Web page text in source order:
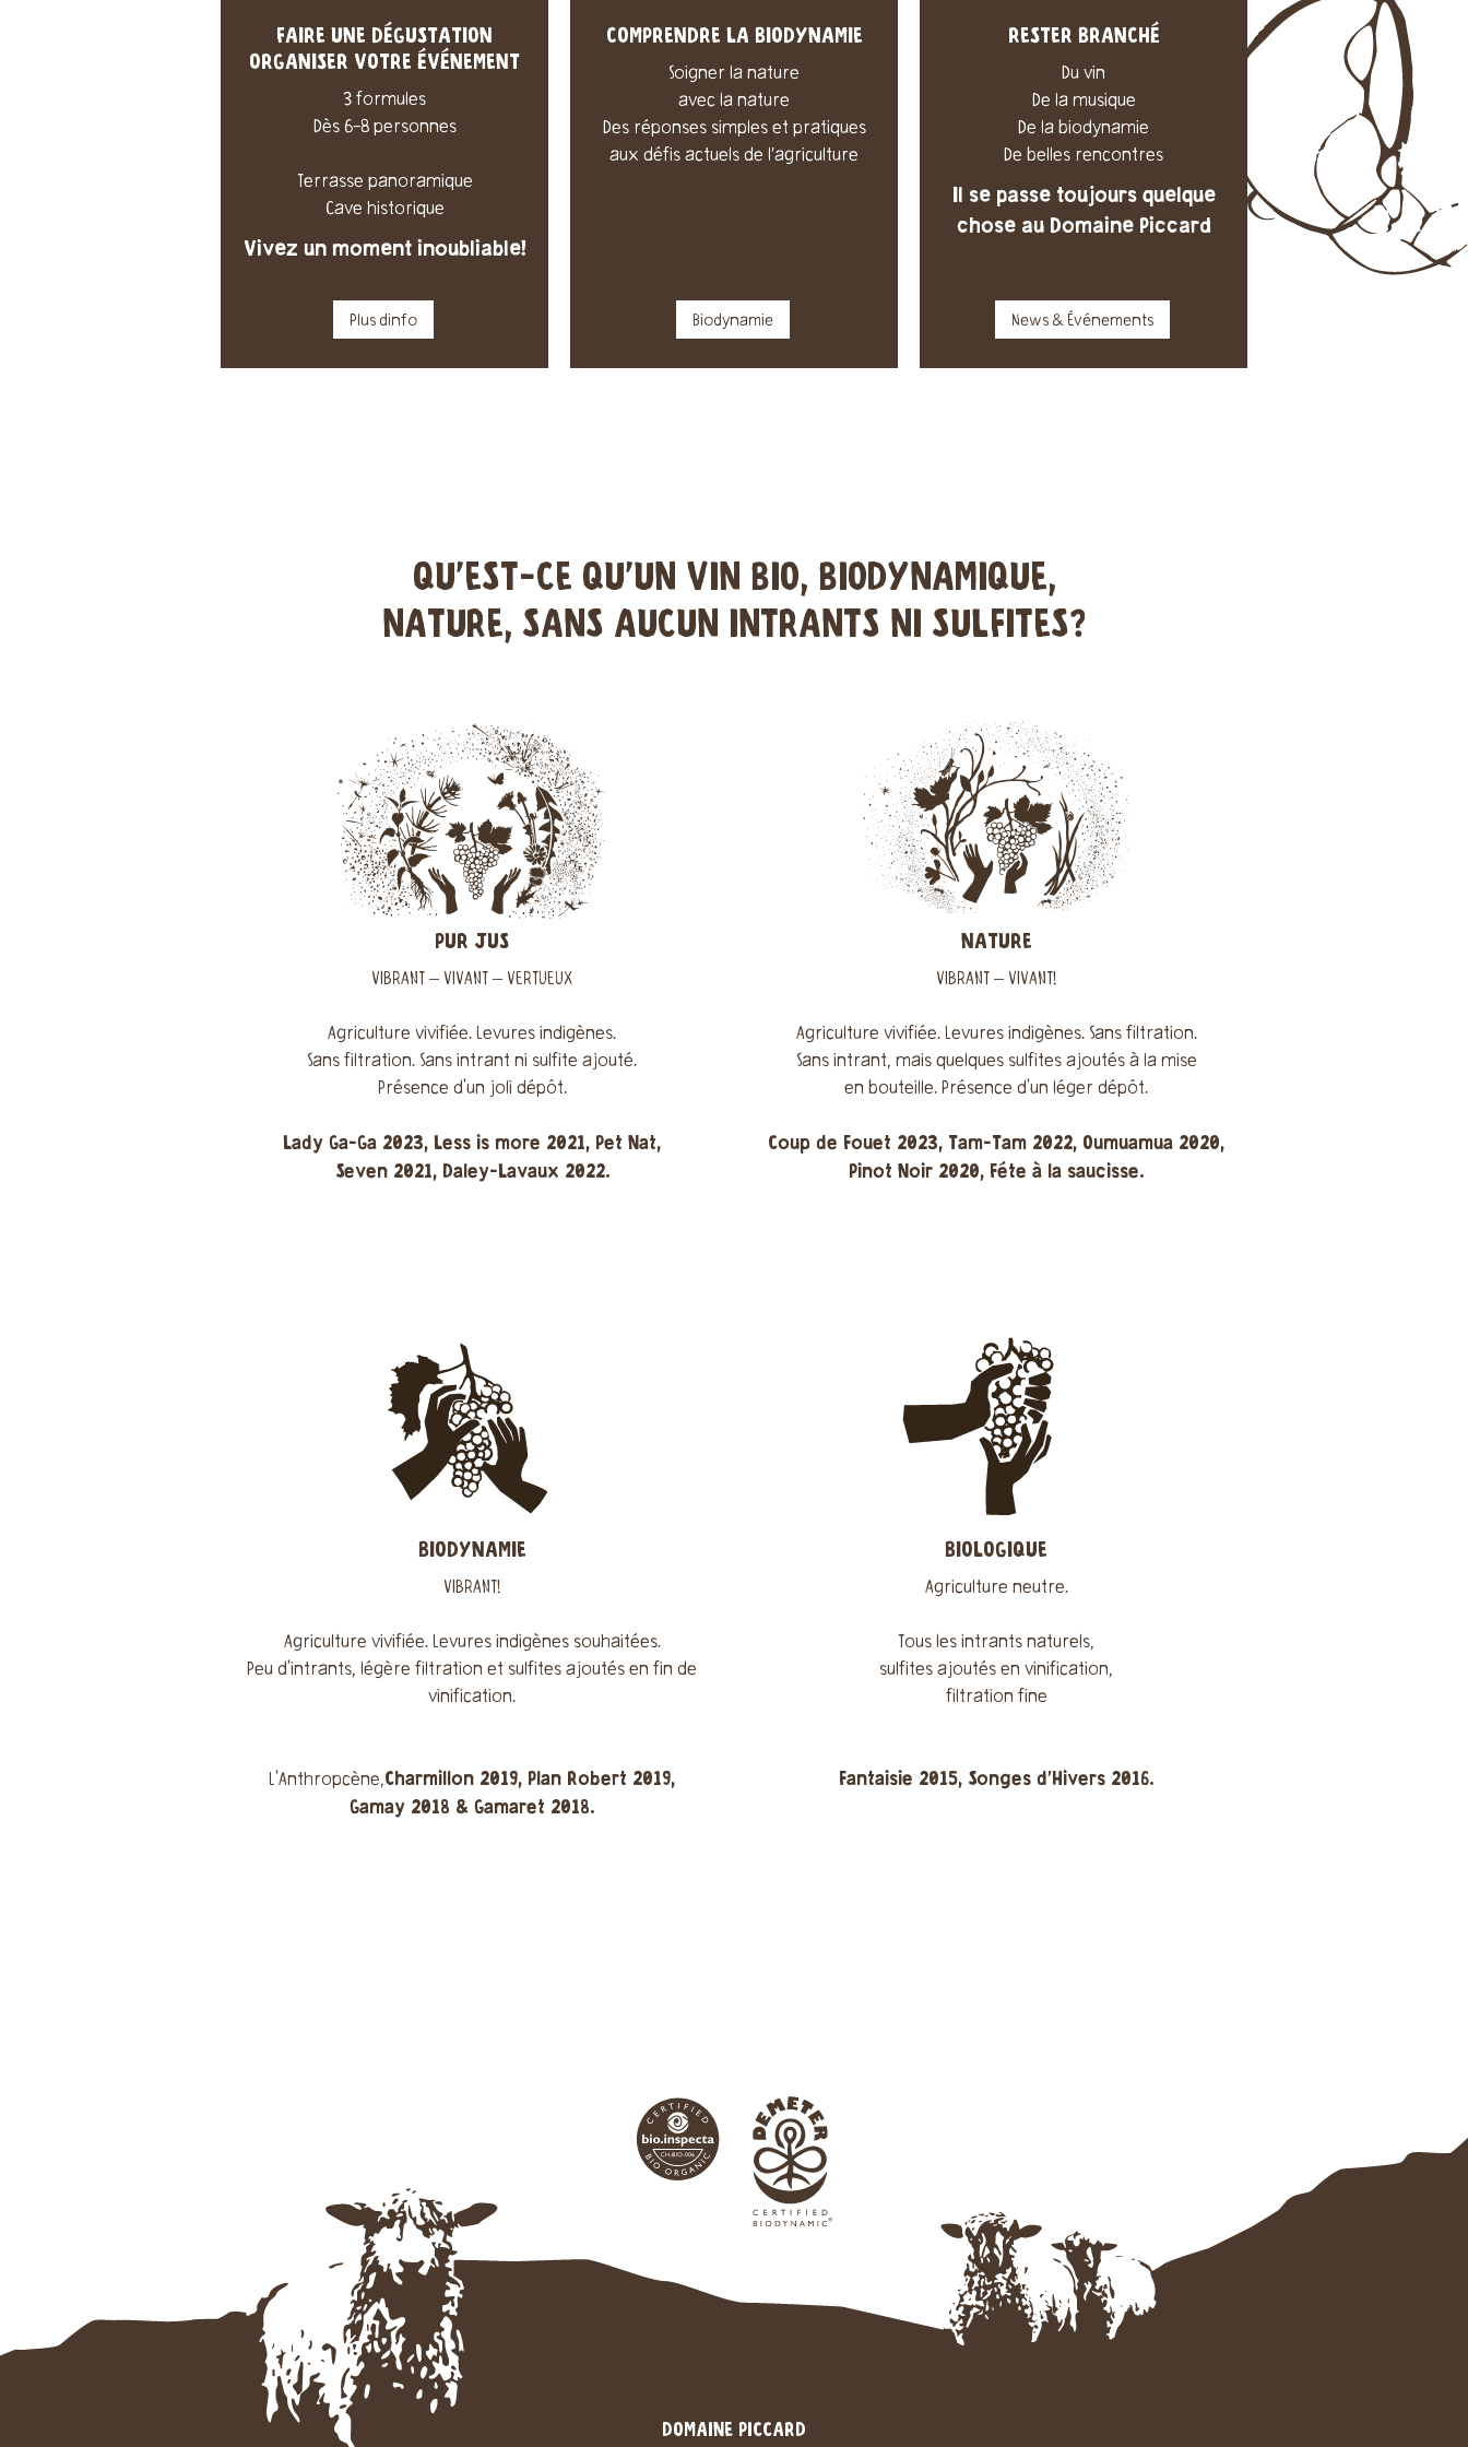
FAIRE UNE DÉGUSTATION
ORGANISER VOTRE ÉVÉNEMENT
3 formules
Dès 6-8 personnes
Terrasse panoramique
Cave historique
Vivez un moment inoubliable!
Plus dinfo
COMPRENDRE LA BIODYNAMIE
Soigner la nature
avec la nature
Des réponses simples et pratiques
aux défis actuels de l’agriculture
Biodynamie
RESTER BRANCHÉ
Du vin
De la musique
De la biodynamie
De belles rencontres
Il se passe toujours quelque
chose au Domaine Piccard
News & Événements
QU'EST-CE QU'UN VIN BIO, BIODYNAMIQUE,
NATURE, SANS AUCUN INTRANTS NI SULFITES?
PUR JUS
VIBRANT – VIVANT – VERTUEUX
Agriculture vivifiée. Levures indigènes.
Sans filtration. Sans intrant ni sulfite ajouté.
Présence d'un joli dépôt.
Lady Ga-Ga 2023, Less is more 2021, Pet Nat,
Seven 2021, Daley-Lavaux 2022.
NATURE
VIBRANT – VIVANT!
Agriculture vivifiée. Levures indigènes. Sans filtration.
Sans intrant, mais quelques sulfites ajoutés à la mise
en bouteille. Présence d'un léger dépôt.
Coup de Fouet 2023, Tam-Tam 2022, Oumuamua 2020,
Pinot Noir 2020, Féte à la saucisse.
BIODYNAMIE
VIBRANT!
Agriculture vivifiée. Levures indigènes souhaitées.
Peu d'intrants, légère filtration et sulfites ajoutés en fin de
vinification.
L'Anthropcène,Charmillon 2019, Plan Robert 2019,
Gamay 2018 & Gamaret 2018.
BIOLOGIQUE
Agriculture neutre.
Tous les intrants naturels,
sulfites ajoutés en vinification,
filtration fine
Fantaisie 2015, Songes d'Hivers 2016.
DOMAINE PICCARD